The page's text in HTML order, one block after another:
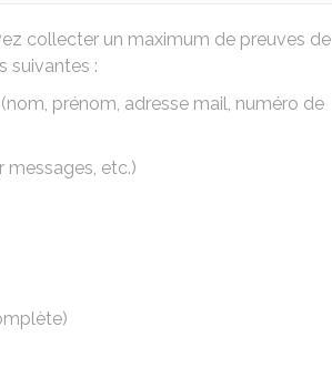
collecter un maximum de preuves de
suivantes :
prénom, adresse mail, numéro de
messages, etc.)